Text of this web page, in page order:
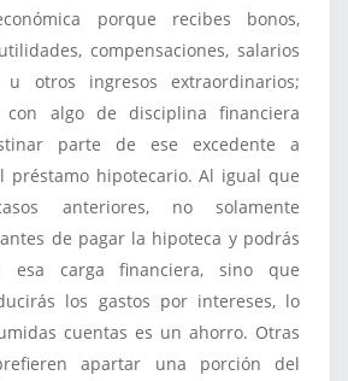
porque recibes bonos,
compensaciones, salarios
u otros ingresos extraordinarios;
con algo de disciplina financiera
parte de ese excedente a
préstamo hipotecario. Al igual que
anteriores, no solamente
de pagar la hipoteca y podrás
esa carga financiera, sino que
los gastos por intereses, lo
cuentas es un ahorro. Otras
apartar una porción del